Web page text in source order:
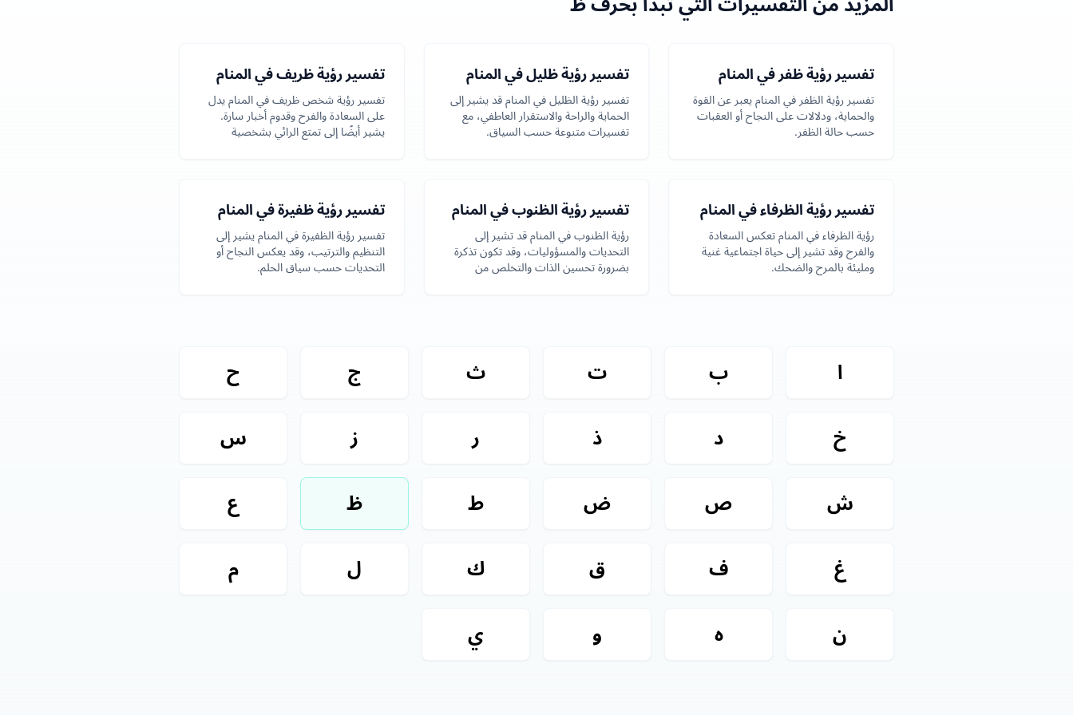
تفسير رؤية ظفر في المنام
تفسير رؤية الظفر في المنام يعبر عن القوة
والحماية، ودلالات على النجاح أو العقبات
حسب حالة الظفر.
تفسير رؤية ظليل في المنام
تفسير رؤية الظليل في المنام قد يشير إلى
الحماية والراحة والاستقرار العاطفي، مع
تفسيرات متنوعة حسب السياق.
تفسير رؤية ظريف في المنام
تفسير رؤية شخص ظريف في المنام يدل
على السعادة والفرح وقدوم أخبار سارة.
يشير أيضًا إلى تمتع الرائي بشخصية
تفسير رؤية الظرفاء في المنام
رؤية الظرفاء في المنام تعكس السعادة
والفرح وقد تشير إلى حياة اجتماعية غنية
ومليئة بالمرح والضحك.
تفسير رؤية الظنوب في المنام
رؤية الظنوب في المنام قد تشير إلى
التحديات والمسؤوليات، وقد تكون تذكرة
بضرورة تحسين الذات والتخلص من
تفسير رؤية ظفيرة في المنام
تفسير رؤية الظفيرة في المنام يشير إلى
التنظيم والترتيب، وقد يعكس النجاح أو
التحديات حسب سياق الحلم.
ا ب ت ث ج ح
خ د ذ ر ز س
ش ص ض ط ظ ع
غ ف ق ك ل م
ن ه و ي